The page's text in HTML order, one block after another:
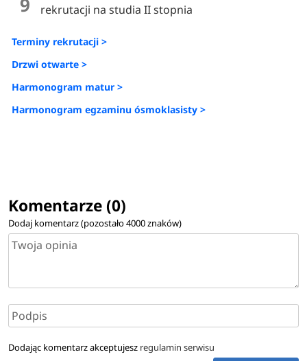
9
rekrutacji na studia II stopnia
Terminy rekrutacji >
Drzwi otwarte >
Harmonogram matur >
Harmonogram egzaminu ósmoklasisty >
Komentarze (0)
Dodaj komentarz (pozostało4000znaków)
Dodając komentarz akceptujesz regulamin serwisu